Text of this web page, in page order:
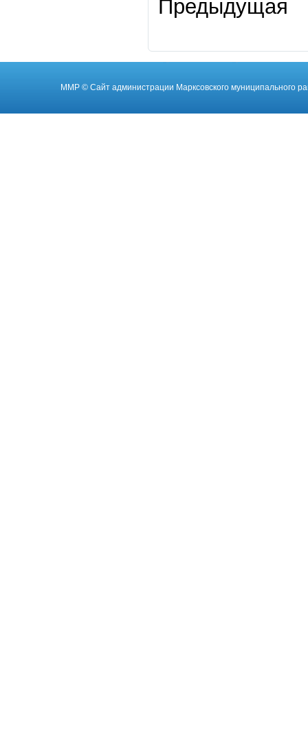
Предыдущая
ММР © Cайт администрации Марксовского муниципального